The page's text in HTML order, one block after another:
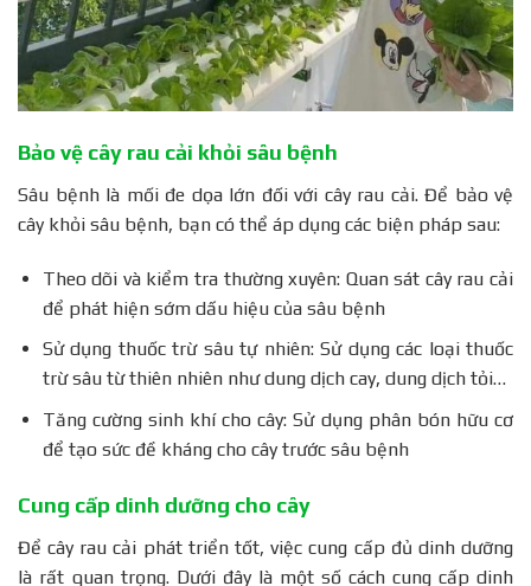
Bảo vệ cây rau cải khỏi sâu bệnh
Sâu bệnh là mối đe dọa lớn đối với cây rau cải. Để bảo vệ
cây khỏi sâu bệnh, bạn có thể áp dụng các biện pháp sau:
Theo dõi và kiểm tra thường xuyên: Quan sát cây rau cải
để phát hiện sớm dấu hiệu của sâu bệnh
Sử dụng thuốc trừ sâu tự nhiên: Sử dụng các loại thuốc
trừ sâu từ thiên nhiên như dung dịch cay, dung dịch tỏi…
Tăng cường sinh khí cho cây: Sử dụng phân bón hữu cơ
để tạo sức đề kháng cho cây trước sâu bệnh
Cung cấp dinh dưỡng cho cây
Để cây rau cải phát triển tốt, việc cung cấp đủ dinh dưỡng
là rất quan trọng. Dưới đây là một số cách cung cấp dinh